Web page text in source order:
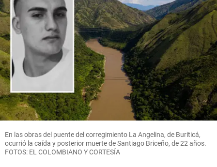
En las obras del puente del corregimiento La Angelina, de Buriticá,
ocurrió la caída y posterior muerte de Santiago Briceño, de 22 años.
FOTOS: EL COLOMBIANO Y CORTESÍA